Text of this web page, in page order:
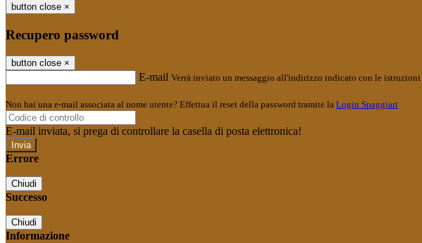
button close ×
Recupero password
button close ×
E-mail Verrà inviato un messaggio all'indirizzo indicato con le istruzioni
Non hai una e-mail associata al nome utente? Effettua il reset della password tramite la Login Spaggiari
E-mail inviata, si prega di controllare la casella di posta elettronica!
Errore
Chiudi
Successo
Chiudi
Informazione